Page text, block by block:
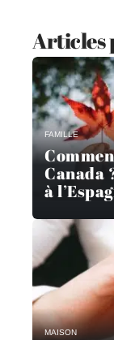
Articles
FAMILLE
Canada
à
MAISON